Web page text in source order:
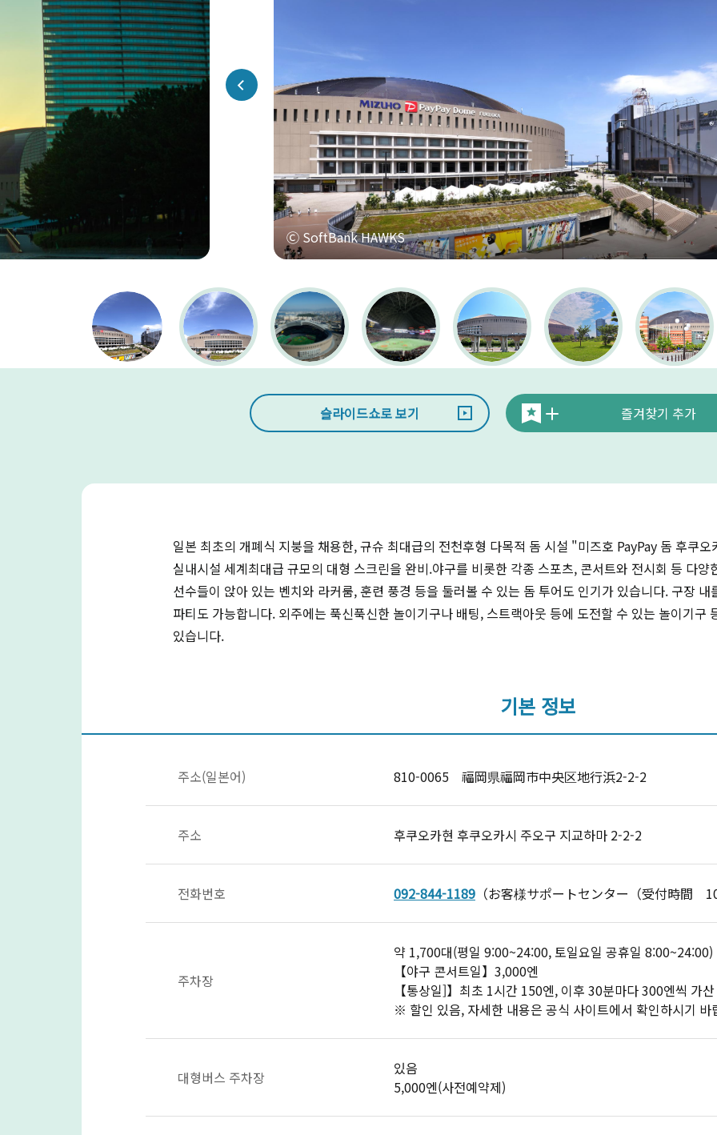
Ⓒ SoftBank HAWKS
슬라이드쇼로 보기 즐겨찾기 추가
일본 최초의 개폐식 지붕을 채용한, 규슈 최대급의 전천후형 다목적 돔 시설 "미즈호 PayPay 돔 후쿠오
실내시설 세계최대급 규모의 대형 스크린을 완비.야구를 비롯한 각종 스포츠, 콘서트와 전시회 등 다양
선수들이 앉아 있는 벤치와 라커룸, 훈련 풍경 등을 둘러볼 수 있는 돔 투어도 인기가 있습니다. 구장
파티도 가능합니다. 외주에는 푹신푹신한 놀이기구나 배팅, 스트랙아웃 등에 도전할 수 있는 놀이기구
있습니다.
기본 정보
주소(일본어) 810-0065 福岡県福岡市中央区地行浜2-2-2
주소 후쿠오카현 후쿠오카시 주오구 지교하마 2-2-2
전화번호 092-844-1189 （お客様サポートセンター（受付時間
주차장
약 1,700대(평일 9:00~24:00, 토일요일 공휴일 8:00~24:00)
【야구 콘서트일】3,000엔
【통상일]】최초 1시간 150엔, 이후 30분마다 300엔씩 가산
※ 할인 있음, 자세한 내용은 공식 사이트에서 확인하시기 바
대형버스 주차장
있음
5,000엔(사전예약제)